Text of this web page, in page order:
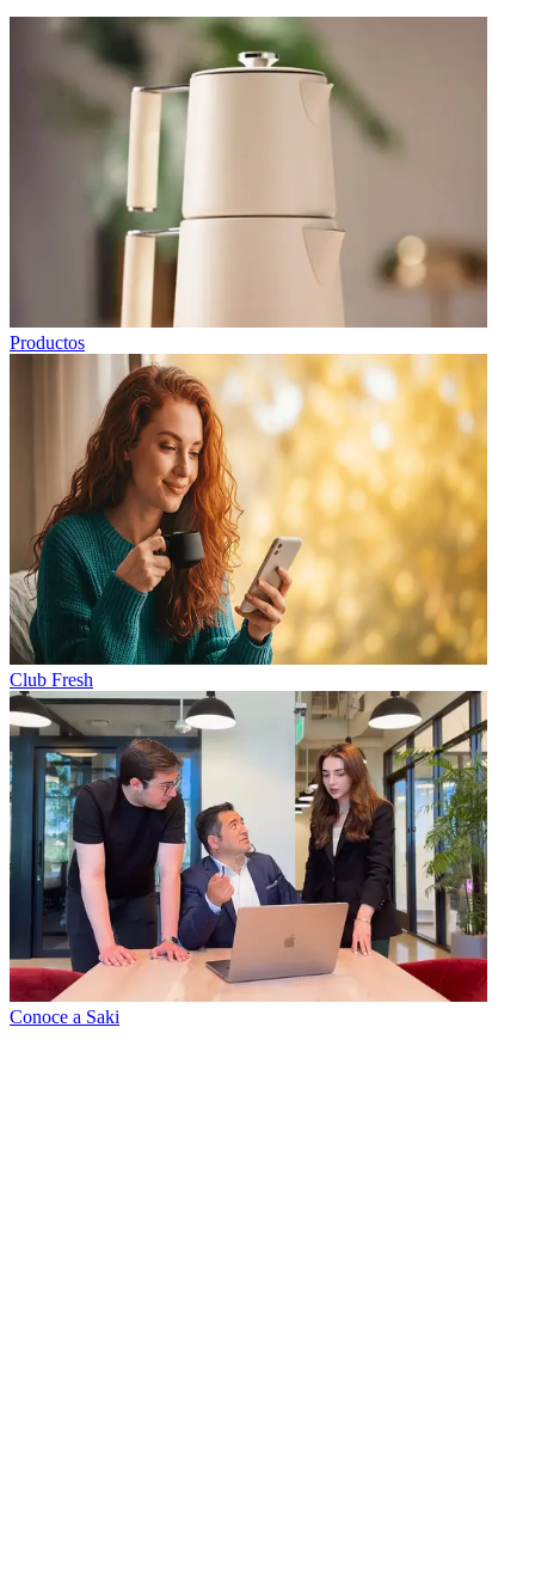
Productos
Club Fresh
Conoce a Saki